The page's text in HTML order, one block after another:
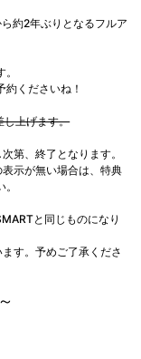
約2年ぶりとなるフルア
くださいね！
上げます。
第、終了となります。
示が無い場合は、特典
と同じものになり
す。予めご了承くださ